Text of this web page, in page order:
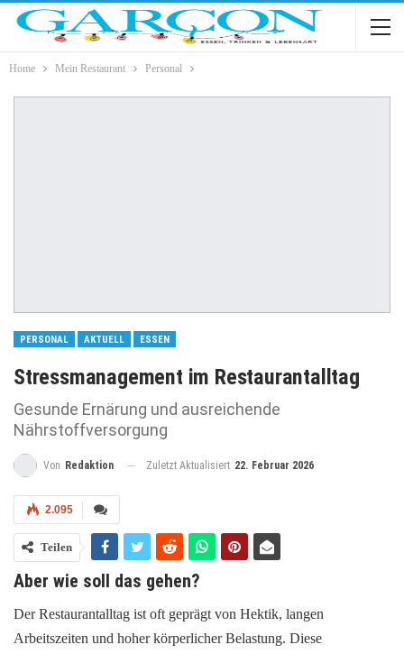
Home Mein Restaurant Personal
PERSONAL AKTUELL ESSEN
Stressmanagement im Restaurantalltag
Gesunde Ernärung und ausreichende
Nährstoffversorgung
Von Redaktion Zuletzt Aktualisiert 22. Februar 2026
2.095
Teilen
Aber wie soll das gehen?
Der Restaurantalltag ist oft geprägt von Hektik, langen
Arbeitszeiten und hoher körperlicher Belastung. Diese